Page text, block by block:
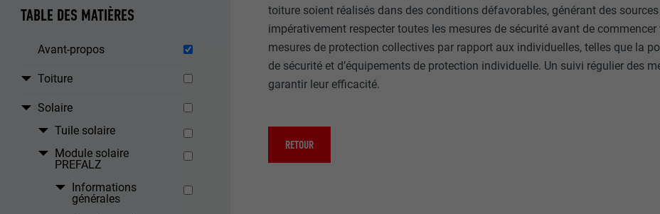
TABLE DES MATIÈRES
Avant-propos
Toiture
Solaire
Tuile solaire
Module solaire
PREFALZ
Informations
générales
toiture soient réalisés dans des conditions défavorables, générant des
impérativement respecter toutes les mesures de sécurité avant de
mesures de protection collectives par rapport aux individuelles, telles que la
de sécurité et d’équipements de protection individuelle. Un suivi régulier des
garantir leur efficacité.
RETOUR